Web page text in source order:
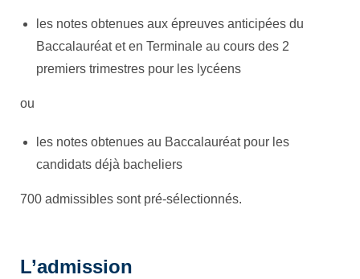
les notes obtenues aux épreuves anticipées du
Baccalauréat et en Terminale au cours des 2
premiers trimestres pour les lycéens
ou
les notes obtenues au Baccalauréat pour les
candidats déjà bacheliers
700 admissibles sont pré-sélectionnés.
L’admission